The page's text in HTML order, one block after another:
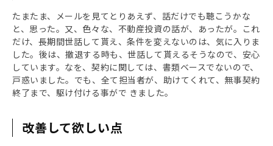
たまたま、メールを見てとりあえず、話だけでも聴こうかな
と、思った。又、色々な、不動産投資の話が、あったが。これ
だけ、長期間世話して貰え、条件を変えないのは、気に入りま
した。後は、撤退する時も、世話して貰えるそうなので、安心
しています。なを、契約に関しては、書類ベースでないので、
戸惑いました。でも、全て担当者が、助けてくれて、無事契約
終了まで、駆け付ける事がで きました。
改善して欲しい点